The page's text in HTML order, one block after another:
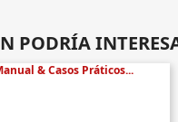
PODRÍA